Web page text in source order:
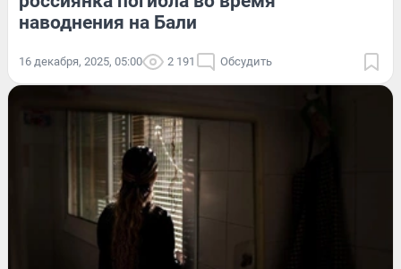
наводнения на Бали
16 декабря, 2025, 05:00 2 191 Обсудить